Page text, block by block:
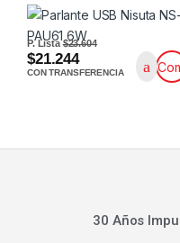
P. Lista$23.604
$21.244
CON TRANSFERENCIA
30 Años